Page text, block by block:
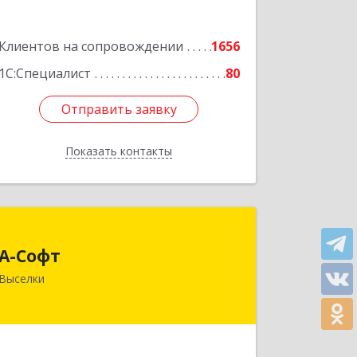
Клиентов на сопровождении
1656
1С:Специалист
80
Отправить заявку
Показать контакты
Отправить заявку
Назад
Софт
Выселки
Выселковский район, Выселки ст-ца,